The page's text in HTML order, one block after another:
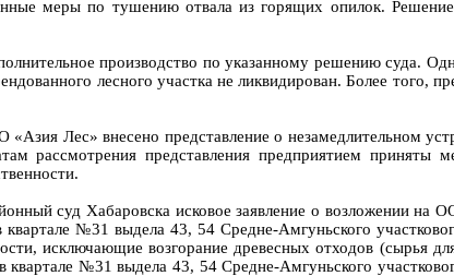
меры по тушению отвала из горящих опилок.
производство по указанному решению суда.
лесного участка не ликвидирован. Более того,
Лес» внесено представление о незамедлительном
рассмотрения представления предприятием
суд Хабаровска исковое заявление о возложении на
№31 выдела 43, 54 Средне-Амгуньского
исключающие возгорание древесных отходов (сырья
№31 выдела 43, 54 Средне-Амгуньского